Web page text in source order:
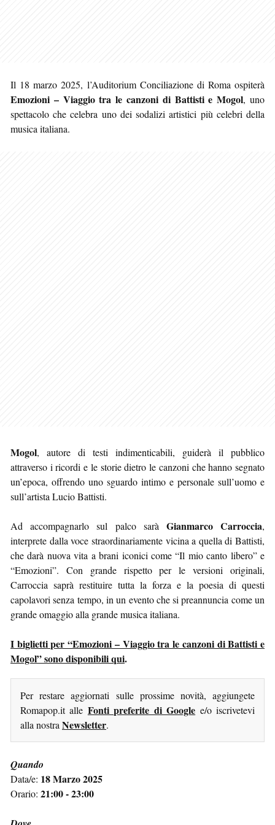
Il 18 marzo 2025, l’Auditorium Conciliazione di Roma ospiterà
Emozioni – Viaggio tra le canzoni di Battisti e Mogol, uno
spettacolo che celebra uno dei sodalizi artistici più celebri della
musica italiana.
Mogol, autore di testi indimenticabili, guiderà il pubblico
attraverso i ricordi e le storie dietro le canzoni che hanno segnato
un’epoca, offrendo uno sguardo intimo e personale sull’uomo e
sull’artista Lucio Battisti.
Ad accompagnarlo sul palco sarà Gianmarco Carroccia,
interprete dalla voce straordinariamente vicina a quella di Battisti,
che darà nuova vita a brani iconici come “Il mio canto libero” e
“Emozioni”. Con grande rispetto per le versioni originali,
Carroccia saprà restituire tutta la forza e la poesia di questi
capolavori senza tempo, in un evento che si preannuncia come un
grande omaggio alla grande musica italiana.
I biglietti per “Emozioni – Viaggio tra le canzoni di Battisti e
Mogol” sono disponibili qui.
Per restare aggiornati sulle prossime novità, aggiungete
Romapop.it alle Fonti preferite di Google e/o iscrivetevi
alla nostra Newsletter.
Quando
Data/e: 18 Marzo 2025
Orario: 21:00 - 23:00